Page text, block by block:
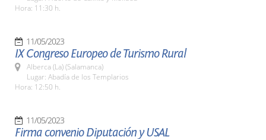
Hora: 11:30 h.
11/05/2023
IX Congreso Europeo de Turismo Rural
Alberca (La) (Salamanca)
Lugar: Abadía de los Templarios
Hora: 12:50 h.
11/05/2023
Firma convenio Diputación y USAL